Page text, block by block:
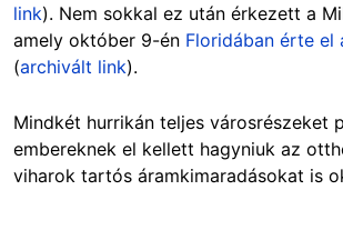
link). Nem sokkal ez után érkezett a
amely október 9-én Floridában érte el
(archivált link).
Mindkét hurrikán teljes városrészeket
embereknek el kellett hagyniuk az
viharok tartós áramkimaradásokat is